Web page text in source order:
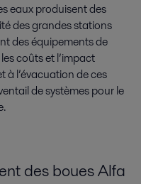
eaux produisent des
des grandes stations
des équipements de
coûts et l’impact
à l’évacuation de ces
de systèmes pour le
des boues Alfa